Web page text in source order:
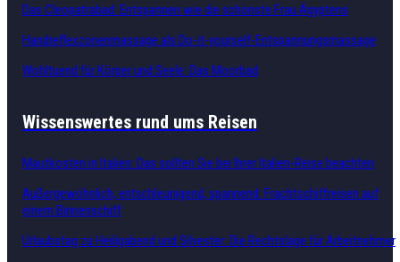
Das Cleopatrabad: Entspannen wie die schönste Frau Ägyptens
Handreflexzonenmassage als Do-it-yourself-Entspannungsmassage
Wohltuend für Körper und Seele: Das Moorbad
Wissenswertes rund ums Reisen
Mautkosten in Italien: Das sollten Sie bei Ihrer Italien-Reise beachten
Außergewöhnlich, entschleunigend, spannend: Frachtschiffreisen auf
einem Binnenschiff
Urlaubstag zu Heiligabend und Silvester: Die Rechtslage für Arbeitnehmer